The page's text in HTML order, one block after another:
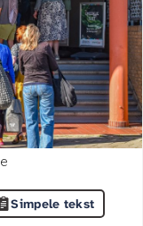
Simpele tekst